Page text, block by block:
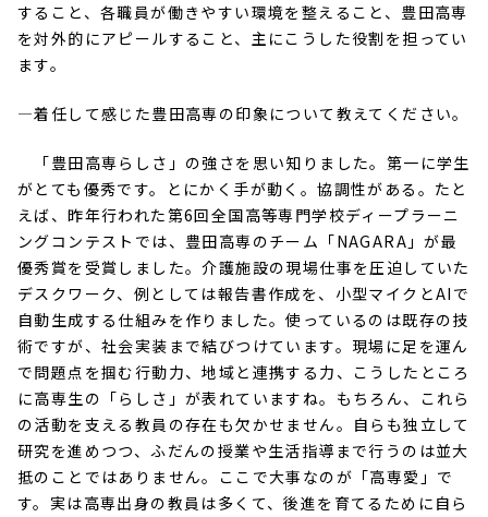
すること、各職員が働きやすい環境を整えること、豊田高専
を対外的にアピールすること、主にこうした役割を担ってい
ます。
―着任して感じた豊田高専の印象について教えてください。
「豊田高専らしさ」の強さを思い知りました。第一に学生
がとても優秀です。とにかく手が動く。協調性がある。たと
えば、昨年行われた第6回全国高等専門学校ディープラーニ
ングコンテストでは、豊田高専のチーム「NAGARA 」が最
優秀賞を受賞しました。介護施設の現場仕事を圧迫していた
デスクワーク、例としては報告書作成を、小型マイクとAI で
自動生成する仕組みを作りました。使っているのは既存の技
術ですが、社会実装まで結びつけています。現場に足を運ん
で問題点を掴む行動力、地域と連携する力、こうしたところ
に高専生の「らしさ」が表れていますね。もちろん、これら
の活動を支える教員の存在も欠かせません。自らも独立して
研究を進めつつ、ふだんの授業や生活指導まで行うのは並大
抵のことではありません。ここで大事なのが「高専愛」で
す。実は高専出身の教員は多くて、後進を育てるために自ら